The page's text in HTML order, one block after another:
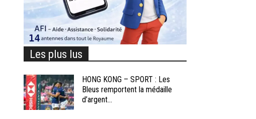
Les plus lus
HONG KONG – SPORT : Les
Bleus remportent la médaille
d’argent...